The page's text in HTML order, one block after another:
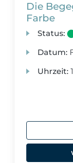
Die
Farbe
Status:
Datum:
Uhrzeit: